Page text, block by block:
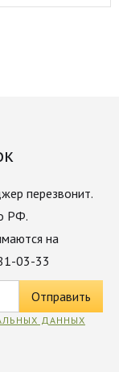
перезвонит.
РФ.
на
03-33
ДАННЫХ